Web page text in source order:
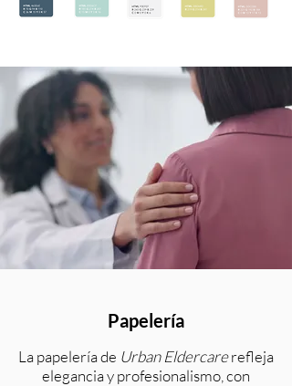
Papelería
La papelería de Urban Eldercarerefleja
elegancia y profesionalismo, con